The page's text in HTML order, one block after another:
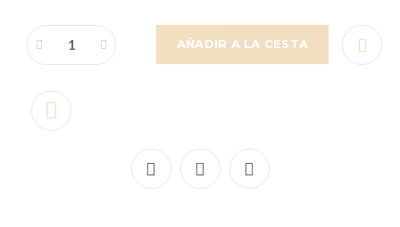
AÑADIR A LA CESTA